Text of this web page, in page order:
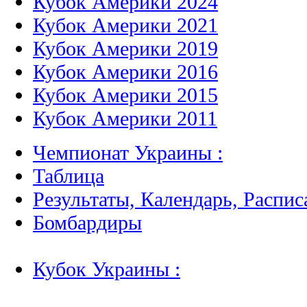
Кубок Америки 2021
Кубок Америки 2019
Кубок Америки 2016
Кубок Америки 2015
Кубок Америки 2011
Чемпионат Украины :
Таблица
Результаты, Календарь,
Бомбардиры
Кубок Украины :